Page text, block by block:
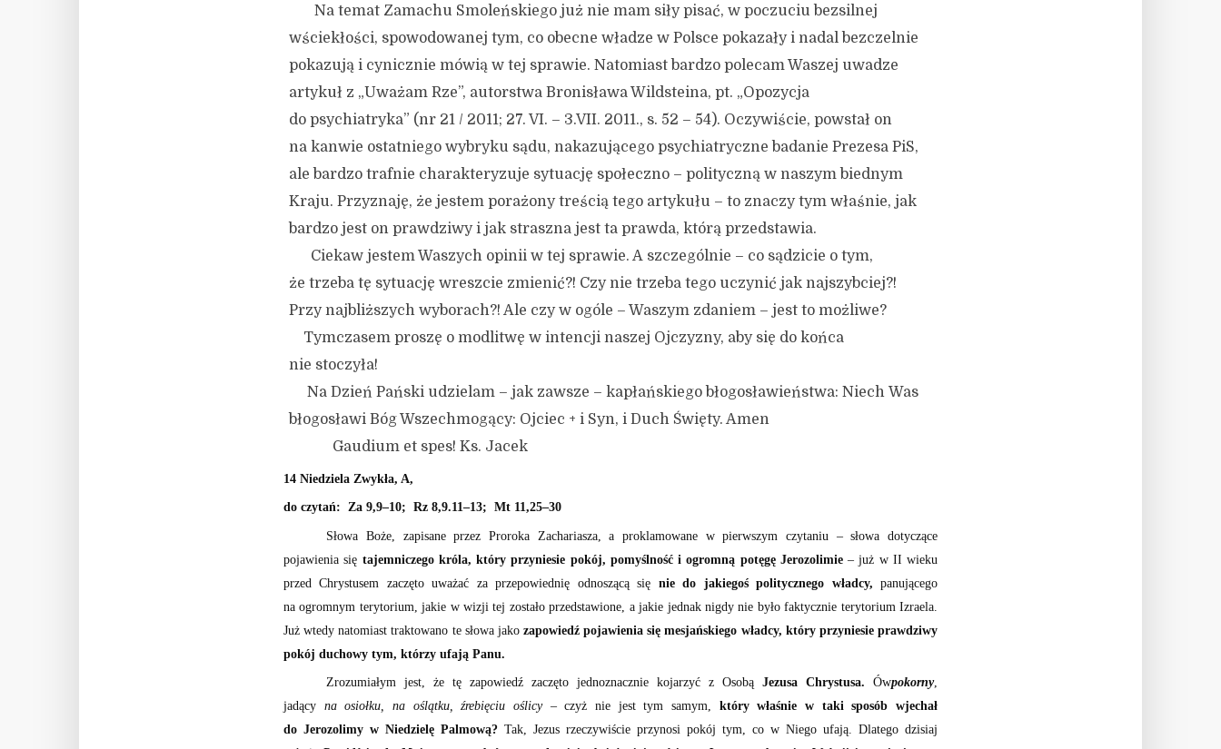
Na temat Zamachu Smoleńskiego już nie mam siły pisać, w poczuciu bezsilnej
wściekłości, spowodowanej tym, co obecne władze w Polsce pokazały i nadal bezczelnie
pokazują i cynicznie mówią w tej sprawie. Natomiast bardzo polecam Waszej uwadze
artykuł z „Uważam Rze”, autorstwa Bronisława Wildsteina, pt. „Opozycja
do psychiatryka” (nr 21 / 2011; 27. VI. – 3.VII. 2011., s. 52 – 54). Oczywiście, powstał on
na kanwie ostatniego wybryku sądu, nakazującego psychiatryczne badanie Prezesa PiS,
ale bardzo trafnie charakteryzuje sytuację społeczno – polityczną w naszym biednym
Kraju. Przyznaję, że jestem porażony treścią tego artykułu – to znaczy tym właśnie, jak
bardzo jest on prawdziwy i jak straszna jest ta prawda, którą przedstawia.
Ciekaw jestem Waszych opinii w tej sprawie. A szczególnie – co sądzicie o tym,
że trzeba tę sytuację wreszcie zmienić?! Czy nie trzeba tego uczynić jak najszybciej?!
Przy najbliższych wyborach?! Ale czy w ogóle – Waszym zdaniem – jest to możliwe?
Tymczasem proszę o modlitwę w intencji naszej Ojczyzny, aby się do końca
nie stoczyła!
Na Dzień Pański udzielam – jak zawsze – kapłańskiego błogosławieństwa: Niech Was
błogosławi Bóg Wszechmogący: Ojciec + i Syn, i Duch Święty. Amen
Gaudium et spes! Ks. Jacek
14 Niedziela Zwykła, A,
do czytań: Za 9,9–10; Rz 8,9.11–13; Mt 11,25–30
Słowa Boże, zapisane przez Proroka Zachariasza, a proklamowane w pierwszym czytaniu – słowa dotyczące
pojawienia się tajemniczego króla, który przyniesie pokój, pomyślność i ogromną potęgę Jerozolimie– już w II wieku
przed Chrystusem zaczęto uważać za przepowiednię odnoszącą się nie do jakiegoś politycznego władcy, panującego
na ogromnym terytorium, jakie w wizji tej zostało przedstawione, a jakie jednak nigdy nie było faktycznie terytorium Izraela.
Już wtedy natomiast traktowano te słowa jako zapowiedź pojawienia się mesjańskiego władcy, który przyniesie prawdziwy
pokój duchowy tym, którzy ufają Panu.
Zrozumiałym jest, że tę zapowiedź zaczęto jednoznacznie kojarzyć z OsobąJezusa Chrystusa. Ówpokorny,
jadący na osiołku, na oślątku, źrebięciu oślicy– czyż nie jest tym samym, który właśnie w taki sposób wjechał
do Jerozolimy w Niedzielę Palmową? Tak, Jezus rzeczywiście przynosi pokój tym, co w Niego ufają. Dlatego dzisiaj